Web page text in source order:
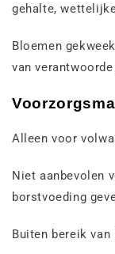
gehalte,
Bloemen
van
Alleen voor
Niet aanbevolen
borstvoeding
Buiten bereik van